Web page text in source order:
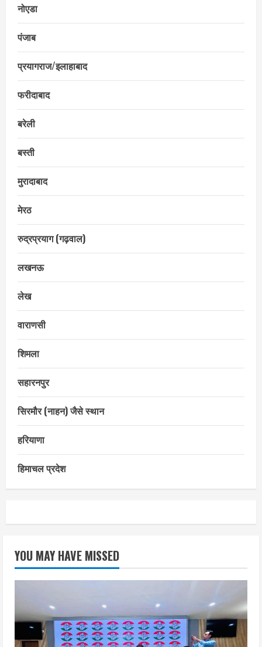
नोएडा
पंजाब
प्रयागराज/इलाहाबाद
फरीदाबाद
बरेली
बस्ती
मुरादाबाद
मेरठ
रुद्रप्रयाग (गढ़वाल)
लखनऊ
लेख
वाराणसी
शिमला
सहारनपुर
सिरमौर (नाहन) जैसे स्थान
हरियाणा
हिमाचल प्रदेश
YOU MAY HAVE MISSED